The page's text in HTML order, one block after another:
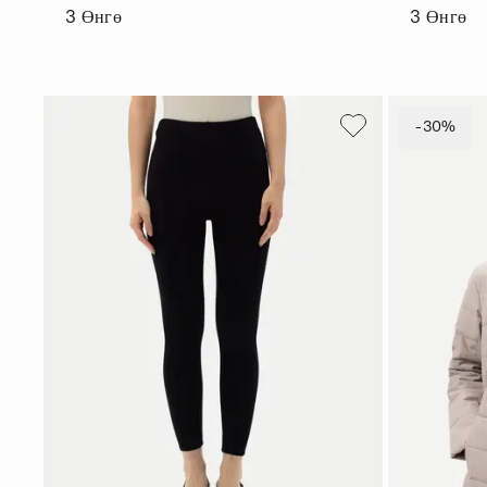
3 Өнгө 3 Өнгө
-30%